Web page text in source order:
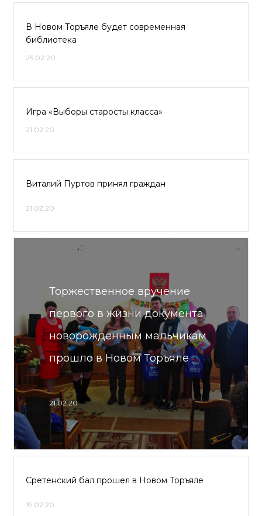
В Новом Торъяле будет современная
библиотека
25.02.20
Игра «Выборы старосты класса»
21.02.20
Виталий Пуртов принял граждан
21.02.20
Торжественное вручение
первого в жизни документа
новорожденным мальчикам
прошло в Новом Торъяле
21.02.20
Сретенский бал прошел в Новом Торъяле
19.02.20